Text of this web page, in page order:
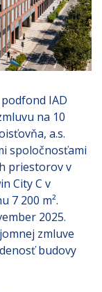
podfond IAD
na 10
a.s.
spoločnosťami
priestorov v
City C v
7 200 m².
2025.
zmluve
budovy